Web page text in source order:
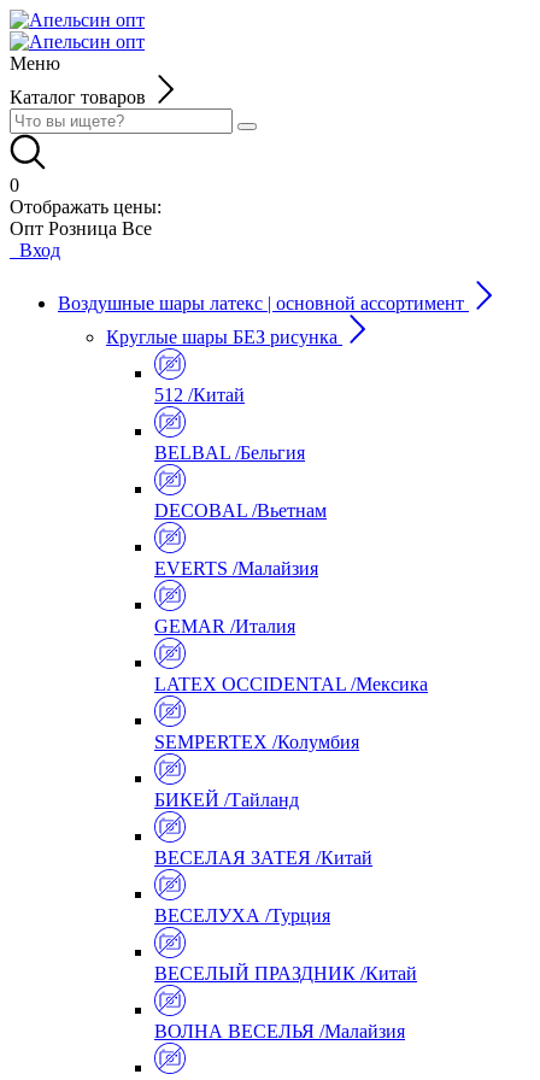
Меню
Каталог товаров
0
Отображать цены:
Опт Розница Все
Вход
Воздушные шары латекс | основной ассортимент
Круглые шары БЕЗ рисунка
512 /Китай
BELBAL /Бельгия
DECOBAL /Вьетнам
EVERTS /Малайзия
GEMAR /Италия
LATEX OCCIDENTAL /Мексика
SEMPERTEX /Колумбия
БИКЕЙ /Тайланд
ВЕСЕЛАЯ ЗАТЕЯ /Китай
ВЕСЕЛУХА /Турция
ВЕСЕЛЫЙ ПРАЗДНИК /Китай
ВОЛНА ВЕСЕЛЬЯ /Малайзия